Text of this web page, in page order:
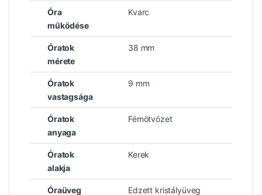
Óra
működése
Kvarc
Óratok
mérete
38 mm
Óratok
vastagsága
9 mm
Óratok
anyaga
Fémötvözet
Óratok
alakja
Kerek
Óraüveg Edzett kristályüveg